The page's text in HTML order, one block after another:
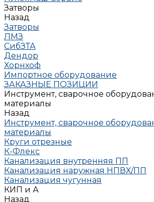
Затворы
Назад
Затворы
ЛМЗ
СибЗТА
Дендор
Хорнхоф
Импортное оборудование
ЗАКАЗНЫЕ ПОЗИЦИИ
Инструмент, сварочное
материалы
Назад
Инструмент, сварочное
материалы
Круги отрезные
К-Флекс
Канализация внутренняя ПП
Канализация наружная НПВХ/ПП
Канализация чугунная
КИП и А
Назад